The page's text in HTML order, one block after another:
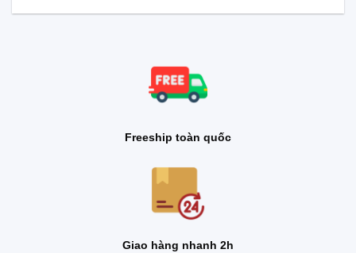
Freeship toàn quốc
Giao hàng nhanh 2h